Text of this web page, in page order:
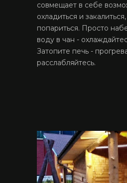
совмещает в себе
охладиться и
попариться. Просто
воду в чан -
Затопите печь -
расслабляйтесь.